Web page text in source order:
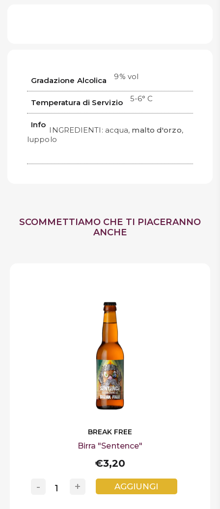
Gradazione Alcolica 9% vol
Temperatura di Servizio 5-6° C
Info
INGREDIENTI: acqua, malto d'orzo,
luppolo
SCOMMETTIAMO CHE TI PIACERANNO
ANCHE
BREAK FREE
Birra "Sentence"
€3,20
+
- AGGIUNGI